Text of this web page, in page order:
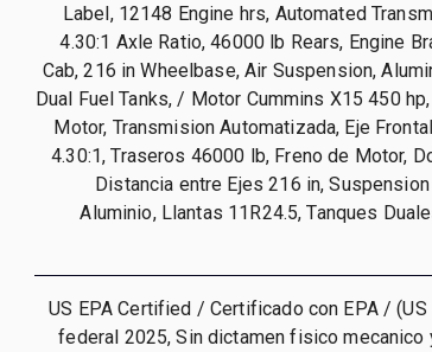
Label, 12148 Engine hrs, Automated
4.30:1 Axle Ratio, 46000 lb Rears, Engine
Cab, 216 in Wheelbase, Air Suspension,
Dual Fuel Tanks, / Motor Cummins X15 450
Motor, Transmision Automatizada, Eje
4.30:1, Traseros 46000 lb, Freno de Motor,
Distancia entre Ejes 216 in,
Aluminio, Llantas 11R24.5, Tanques
US EPA Certified / Certificado con EPA /
federal 2025, Sin dictamen fisico